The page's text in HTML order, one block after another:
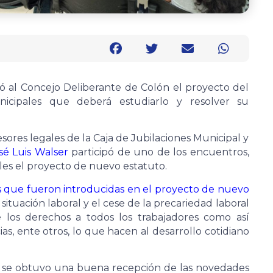
Concejo Deliberante de Colón el proyecto del
que deberá estudiarlo y resolver su
legales de la Caja de Jubilaciones Municipal y
Luis Walserparticipó de uno de los encuentros,
el proyecto de nuevo estatuto.
que fueron introducidas en el proyecto de nuevo
laboral y el cese de la precariedad laboral
derechos a todos los trabajadores como así
ente otros, lo que hacen al desarrollo cotidiano
obtuvo una buena recepción de las novedades